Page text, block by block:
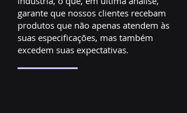
garante que nossos clientes recebam
produtos que não apenas atendem às
suas especificações, mas também
excedem suas expectativas.